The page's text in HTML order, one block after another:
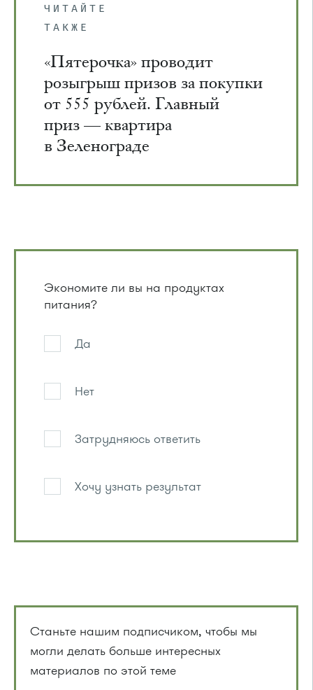
ЧИТАЙТЕ
ТАКЖЕ
«Пятерочка» проводит
розыгрыш призов за покупки
от 555 рублей. Главный
приз — квартира
в Зеленограде
Экономите ли вы на продуктах
питания?
Да
Нет
Затрудняюсь ответить
Хочу узнать результат
Станьте нашим подписчиком, чтобы мы
могли делать больше интересных
материалов по этой теме